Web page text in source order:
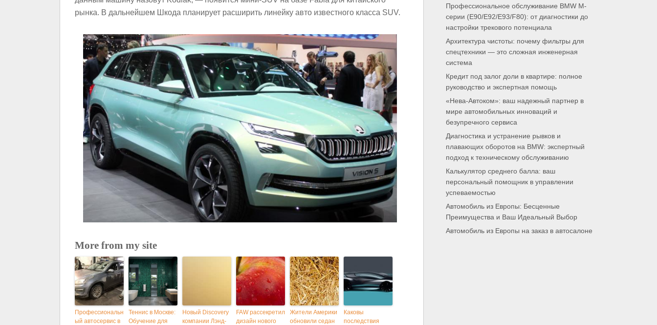
рынка. В дальнейшем Шкода планирует расширить линейку авто известного класса SUV.
More from my site
Профессиональн
ый автосервис в
Теннис в Москве:
Обучение для
Новый Discovery
компании Лэнд-
FAW рассекретил
дизайн нового
Жители Америки
обновили седан
Каковы
последствия
Профессиональное обслуживание BMW M-
серии (E90/E92/E93/F80): от диагностики до
настройки трекового потенциала
Архитектура чистоты: почему фильтры для
спецтехники — это сложная инженерная
система
Кредит под залог доли в квартире: полное
руководство и экспертная помощь
«Нева-Автоком»: ваш надежный партнер в
мире автомобильных инноваций и
безупречного сервиса
Диагностика и устранение рывков и
плавающих оборотов на BMW: экспертный
подход к техническому обслуживанию
Калькулятор среднего балла: ваш
персональный помощник в управлении
успеваемостью
Автомобиль из Европы: Бесценные
Преимущества и Ваш Идеальный Выбор
Автомобиль из Европы на заказ в автосалоне